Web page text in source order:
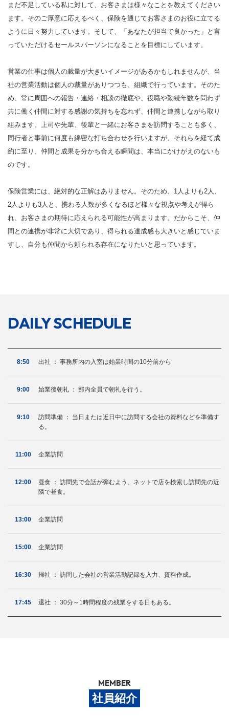
まだ不足している私に対して、お客さまは様々なことを教えてください
ます。そのご厚意に応えるべく、保険を通じてお客さまのお役に立てる
ように日々努力しています。そして、「あなたが担当で良かった」と言
っていただけるセールスパーソンになることを目標にしています。
営業の仕事は個人の裁量が大きいイメージがあるかもしれませんが、当
社の営業活動は個人の裁量がありつつも、組織で行っています。そのた
め、常に周囲への報告・連絡・相談の徹底や、役職や勤続年数を問わず
共に働く仲間に対する感謝の気持ちを忘れず、仲間と連携しながら取り
組みます。上司や先輩、後輩と一緒にお客さまを訪問することも多く、
同行者と事前に何度も綿密な打ち合わせを行いますが、それらを経て成
約に至り、仲間と成果を分かち合える瞬間は、本当にかけがえのないも
のです。
保険営業には、絶対的な正解はありません。そのため、1人よりも2人、
2人よりも3人と、携わる人数が多くなるほど様々な視点や考えが得ら
れ、お客さまの期待に応えられる可能性が高まります。だからこそ、仲
間との連携が非常に大切であり、得られる達成感も大きいと感じていま
すし、自分も仲間から頼られる存在になりたいと思っています。
DAILYSCHEDULE
8:50 出社 ： 事務所内の入室は始業時間の10分前から
9:00 始業後朝礼 ： 部内全員で朝礼を行う。
9:10
訪問準備 ： 当日または近日中に訪問する会社の資料などを準備す
る。
11:00 企業訪問
12:00
昼食 ： 訪問先で会話が弾むよう、ネットで店を検索し訪問先の近
隣で昼食。
13:00 企業訪問
15:00 企業訪問
16:30 帰社 ： 訪問した会社の営業活動記録を入力、資料作成。
17:45 退社 ： 30分～1時間程度の残業をする日もある。
MEMBER
社員紹介